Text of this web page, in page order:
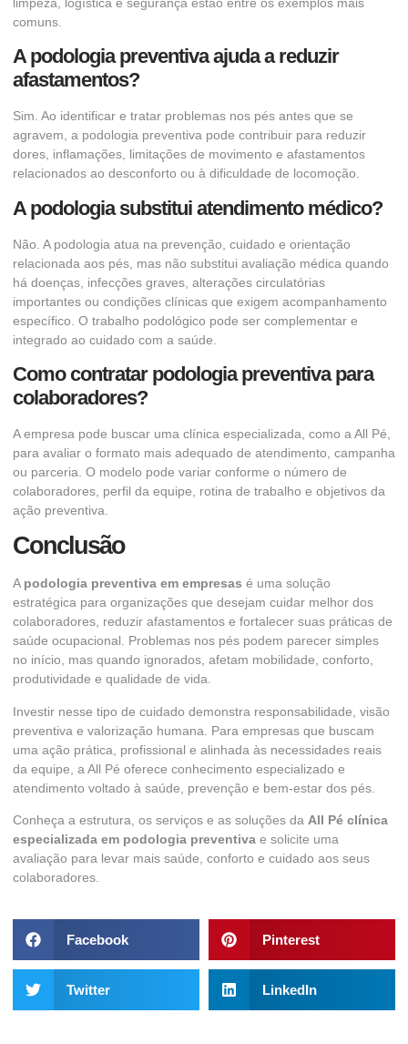
comuns.
A podologia preventiva ajuda a reduzir
afastamentos?
Sim. Ao identificar e tratar problemas nos pés antes que se
agravem, a podologia preventiva pode contribuir para reduzir
dores, inflamações, limitações de movimento e afastamentos
relacionados ao desconforto ou à dificuldade de locomoção.
A podologia substitui atendimento médico?
Não. A podologia atua na prevenção, cuidado e orientação
relacionada aos pés, mas não substitui avaliação médica quando
há doenças, infecções graves, alterações circulatórias
importantes ou condições clínicas que exigem acompanhamento
específico. O trabalho podológico pode ser complementar e
integrado ao cuidado com a saúde.
Como contratar podologia preventiva para
colaboradores?
A empresa pode buscar uma clínica especializada, como a All Pé,
para avaliar o formato mais adequado de atendimento, campanha
ou parceria. O modelo pode variar conforme o número de
colaboradores, perfil da equipe, rotina de trabalho e objetivos da
ação preventiva.
Conclusão
A podologia preventiva em empresas é uma solução
estratégica para organizações que desejam cuidar melhor dos
colaboradores, reduzir afastamentos e fortalecer suas práticas de
saúde ocupacional. Problemas nos pés podem parecer simples
no início, mas quando ignorados, afetam mobilidade, conforto,
produtividade e qualidade de vida.
Investir nesse tipo de cuidado demonstra responsabilidade, visão
preventiva e valorização humana. Para empresas que buscam
uma ação prática, profissional e alinhada às necessidades reais
da equipe, a All Pé oferece conhecimento especializado e
atendimento voltado à saúde, prevenção e bem-estar dos pés.
Conheça a estrutura, os serviços e as soluções da All Pé clínica
especializada em podologia preventiva e solicite uma
avaliação para levar mais saúde, conforto e cuidado aos seus
colaboradores.
Facebook Pinterest
Twitter LinkedIn